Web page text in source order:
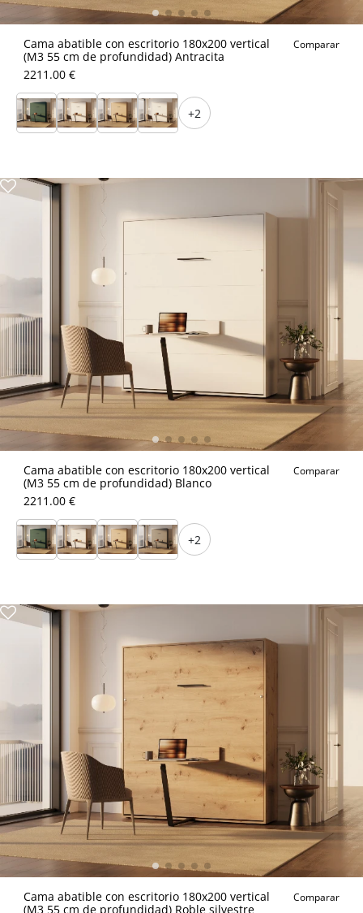
Cama abatible con escritorio 180x200 vertical
(M3 55 cm de profundidad) Antracita
Comparar
2211.00 €
+2
Cama abatible con escritorio 180x200 vertical
(M3 55 cm de profundidad) Blanco
Comparar
2211.00 €
+2
Cama abatible con escritorio 180x200 vertical
(M3 55 cm de profundidad) Roble silvestre
Comparar